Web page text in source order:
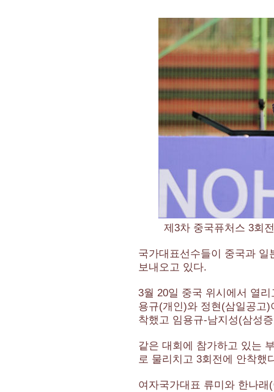
제3차 중국퓨처스 3회
국가대표선수들이 중국과
보내오고 있다.
3월 20일 중국 위시에서 열
용규(개인)와 정현(삼일공고
착했고 임용규-남지성(삼성
같은 대회에 참가하고 있는
로 물리치고 3회전에 안착했
여자국가대표 류미와 한나